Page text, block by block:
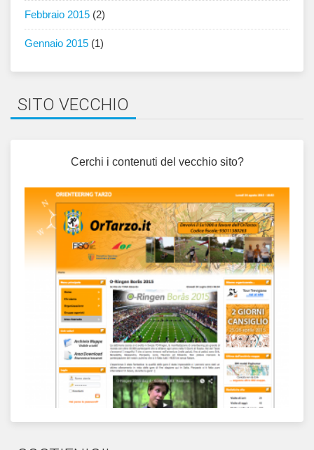
Febbraio 2015 (2)
Gennaio 2015 (1)
SITO VECCHIO
Cerchi i contenuti del vecchio sito?